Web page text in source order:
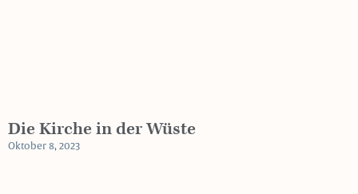
Die Kirche in der Wüste
Oktober 8, 2023